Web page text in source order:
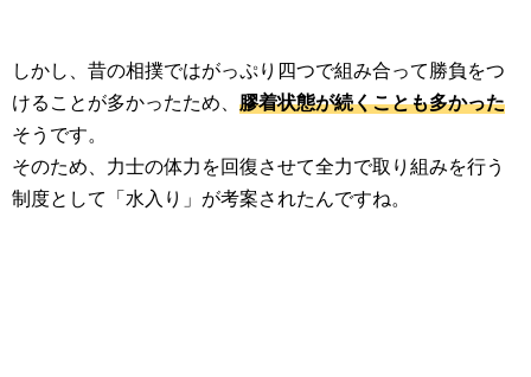
しかし、昔の相撲ではがっぷり四つで組み合って勝負をつ
けることが多かったため、 膠着状態が続くことも多かった
そうです。
そのため、力士の体力を回復させて全力で取り組みを行う
制度として「水入り」が考案されたんですね。